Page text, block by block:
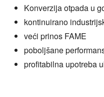
Konverzija otpada u
kontinuirano
veći prinos FAME
poboljšane
profitabilna upotreba